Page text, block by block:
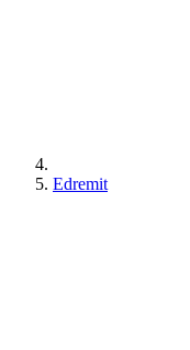
Edremit